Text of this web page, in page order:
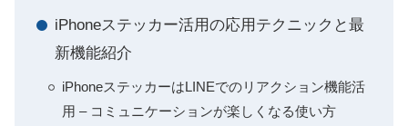
iPhoneステッカー活用の応用テクニックと最
新機能紹介
iPhoneステッカーはLINEでのリアクション機能活
用 – コミュニケーションが楽しくなる使い方